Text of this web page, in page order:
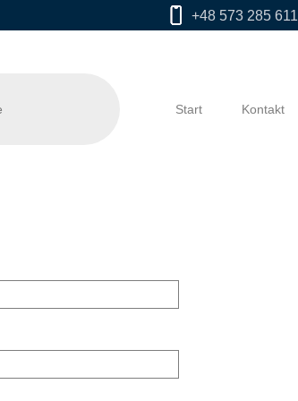
+48 573 285 611
Start Kontakt